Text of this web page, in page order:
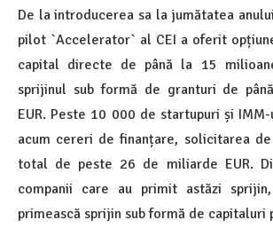
De la introducerea sa la jumătatea
pilot `Accelerator` al CEI a oferit
capital directe de până la 15
sprijinul sub formă de granturi de
EUR. Peste 10 000 de startupuri și
acum cereri de finanțare, solicitarea
total de peste 26 de miliarde EUR.
companii care au primit astăzi
primească sprijin sub formă de capitaluri